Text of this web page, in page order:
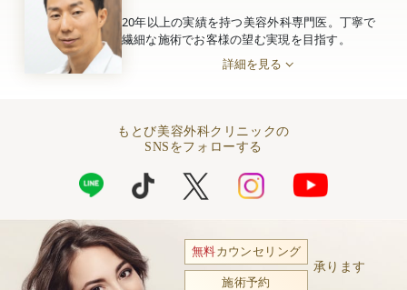
20年以上の実績を持つ美容外科専門医。丁寧で
繊細な施術でお客様の望む実現を目指す。
詳細を見る
もとび美容外科クリニックの
SNSをフォローする
無料カウンセリング
施術予約
承ります